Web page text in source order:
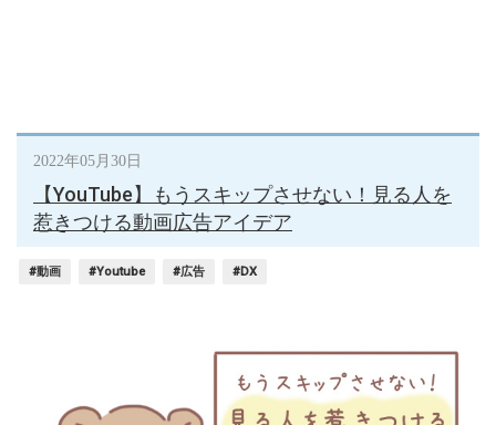
2022年05月30日
【YouTube】もうスキップさせない！見る人を
惹きつける動画広告アイデア
#動画 #Youtube #広告 #DX